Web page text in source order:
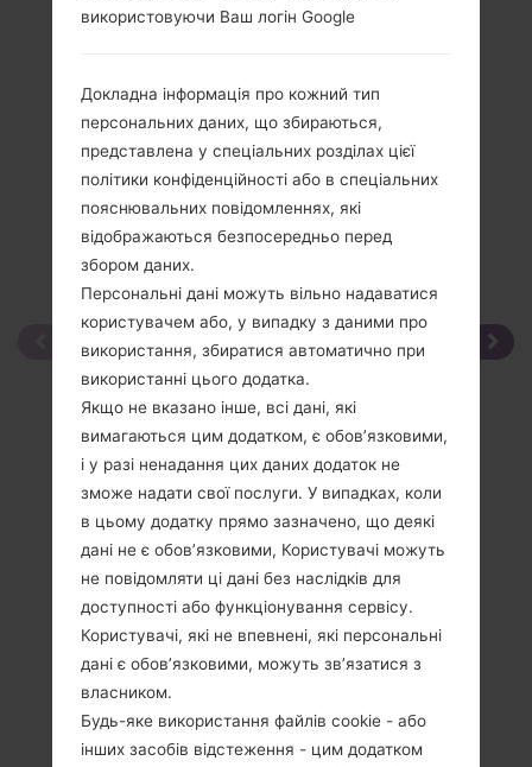
Порівняти
використовуючи Ваш логін Google
Докладна інформація про кожний тип
персональних даних, що збираються,
представлена у спеціальних розділах цієї
політики конфіденційності або в спеціальних
пояснювальних повідомленнях, які
відображаються безпосередньо перед
збором даних.
Персональні дані можуть вільно надаватися
користувачем або, у випадку з даними про
використання, збиратися автоматично при
використанні цього додатка.
Якщо не вказано інше, всі дані, які
вимагаються цим додатком, є обов’язковими,
і у разі ненадання цих даних додаток не
зможе надати свої послуги. У випадках, коли
в цьому додатку прямо зазначено, що деякі
дані не є обов’язковими, Користувачі можуть
не повідомляти ці дані без наслідків для
доступності або функціонування сервісу.
Користувачі, які не впевнені, які персональні
дані є обов’язковими, можуть зв’язатися з
власником.
Будь-яке використання файлів cookie - або
інших засобів відстеження - цим додатком